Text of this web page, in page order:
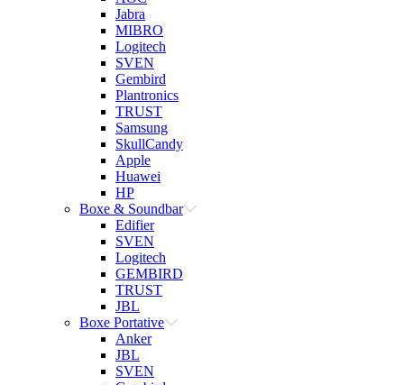
Jabra
MIBRO
Logitech
SVEN
Gembird
Plantronics
TRUST
Samsung
SkullCandy
Apple
Huawei
HP
Boxe & Soundbar
Edifier
SVEN
Logitech
GEMBIRD
TRUST
JBL
Boxe Portative
Anker
JBL
SVEN